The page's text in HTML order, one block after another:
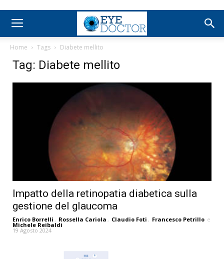
Home Tags Diabete mellito
Tag: Diabete mellito
Impatto della retinopatia diabetica sulla
gestione del glaucoma
Enrico Borrelli , Rossella Cariola , Claudio Foti , Francesco Petrillo e
Michele Reibaldi
19 Agosto 2024